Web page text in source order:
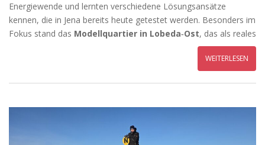
Energiewende und lernten verschiedene Lösungsansätze
kennen, die in Jena bereits heute getestet werden. Besonders im
Fokus stand das Modellquartier in Lobeda‑Ost, das als reales
WEITERLESEN